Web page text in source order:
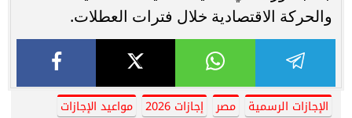
والحركة الاقتصادية خلال فترات العطلات.
الإجازات الرسمية مصر إجازات 2026
مواعيد الإجازات